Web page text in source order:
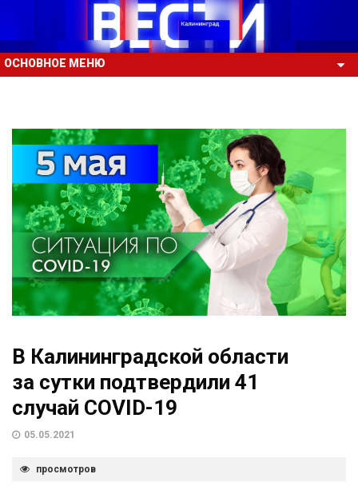
ОСНОВНОЕ МЕНЮ
В Калининградской области
за сутки подтвердили 41
случай COVID-19
05.05.2021
просмотров